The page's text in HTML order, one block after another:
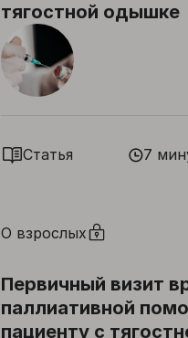
тягостной одышке
Статья 7
О взрослых
Первичный визит
паллиативной
пациенту с